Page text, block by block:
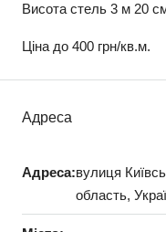
Висота стель 3 м 20
Ціна до 400 грн/кв.м.
Адреса
Адреса:вулиця
область,